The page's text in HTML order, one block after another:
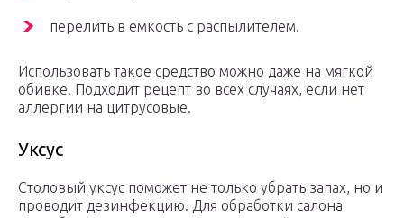
перелить в емкость с распылителем.
Использовать такое средство можно даже на мягкой
обивке. Подходит рецепт во всех случаях, если нет
аллергии на цитрусовые.
Уксус
Столовый уксус поможет не только убрать запах, но и
проводит дезинфекцию. Для обработки салона